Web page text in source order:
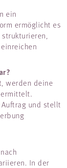
ein
ermöglicht es
werden deine
und stellt
In der